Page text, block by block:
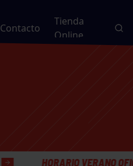
Contacto
Tienda
Online
HORARIO VERANO OFICINAS